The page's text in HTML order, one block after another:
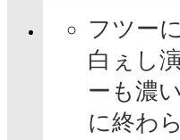
フツー
白ぇし
ーも濃
に終わ